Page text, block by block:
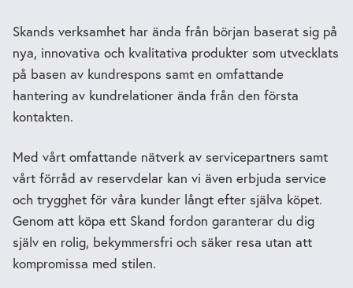
Skands verksamhet har ända från början baserat sig på
nya, innovativa och kvalitativa produkter som utvecklats
på basen av kundrespons samt en omfattande
hantering av kundrelationer ända från den första
kontakten.
Med vårt omfattande nätverk av servicepartners samt
vårt förråd av reservdelar kan vi även erbjuda service
och trygghet för våra kunder långt efter själva köpet.
Genom att köpa ett Skand fordon garanterar du dig
själv en rolig, bekymmersfri och säker resa utan att
kompromissa med stilen.